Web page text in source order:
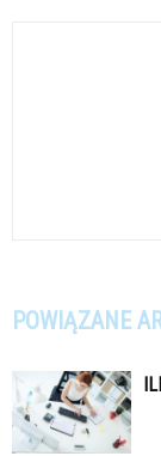
POWIĄZANE